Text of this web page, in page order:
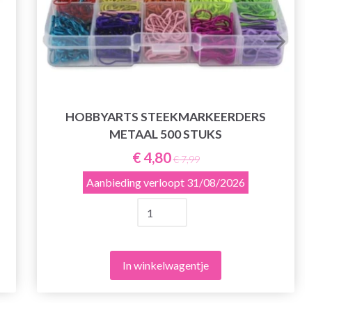
HOBBYARTS STEEKMARKEERDERS
METAAL 500 STUKS
€ 4,80€ 7,99
Aanbieding verloopt 31/08/2026
In winkelwagentje